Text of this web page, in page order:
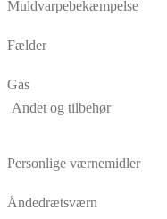
Muldvarpebekæmpelse
Fælder
Gas
Andet og tilbehør
Personlige værnemidler
Åndedrætsværn